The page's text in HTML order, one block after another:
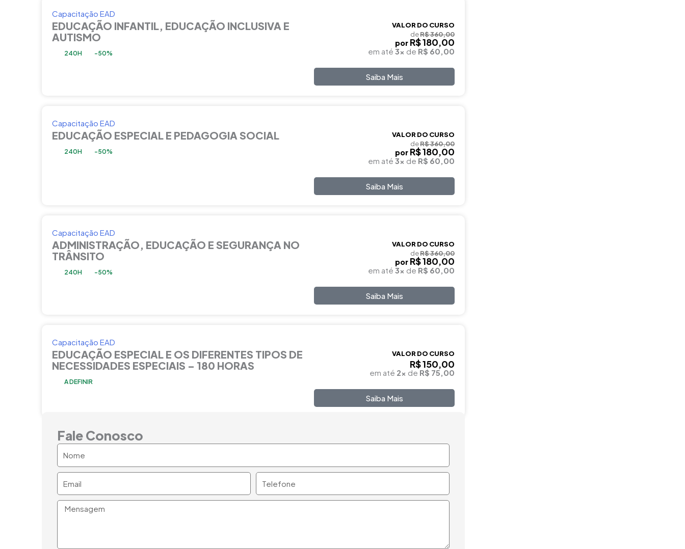
Capacitação EAD
EDUCAÇÃO INFANTIL, EDUCAÇÃO INCLUSIVA E
AUTISMO
240H -50%
VALOR DO CURSO
deR$ 360,00
por R$ 180,00
em até 3x de R$ 60,00
Saiba Mais
Capacitação EAD
EDUCAÇÃO ESPECIAL E PEDAGOGIA SOCIAL
240H -50%
VALOR DO CURSO
deR$ 360,00
por R$ 180,00
em até 3x de R$ 60,00
Saiba Mais
Capacitação EAD
ADMINISTRAÇÃO, EDUCAÇÃO E SEGURANÇA NO
TRÂNSITO
240H -50%
VALOR DO CURSO
deR$ 360,00
por R$ 180,00
em até 3x de R$ 60,00
Saiba Mais
Capacitação EAD
EDUCAÇÃO ESPECIAL E OS DIFERENTES TIPOS DE
NECESSIDADES ESPECIAIS – 180 HORAS
A DEFINIR
VALOR DO CURSO
R$ 150,00
em até 2x de R$ 75,00
Saiba Mais
Fale Conosco
Mensagem